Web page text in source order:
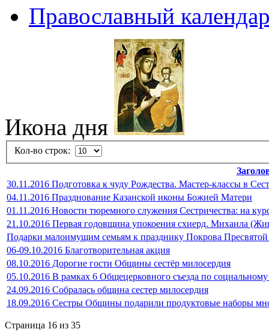
Православный
Икона дня
Кол-во строк:
30.11.2016 Подготовка к чуду Рождества. Мастер-классы в
04.11.2016 Празднование Казанской иконы Божией Матери
01.11.2016 Новости тюремного служения Сестричества: на
21.10.2016 Первая годовщина упокоения схиерд. Михаила
Подарки малоимущим семьям к празднику Покрова
06-09.10.2016 Благотворительная акция
08.10.2016 Дорогие гости Общины сестёр милосердия
05.10.2016 В рамках 6 Общецерковного съезда по
24.09.2016 Собралась община сестер милосердия
18.09.2016 Сестры Общины подарили продуктовые наборы
Страница 16 из 35